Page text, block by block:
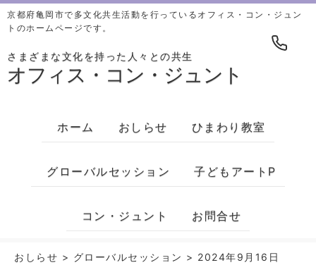
京都府亀岡市で多文化共生活動を行っているオフィス・コン・ジュン
トのホームページです。
さまざまな文化を持った人々との共生
オフィス・コン・ジュント
ホーム おしらせ ひまわり教室
グローバルセッション 子どもアートP
コン・ジュント お問合せ
おしらせ > グローバルセッション > 2024年9月16日